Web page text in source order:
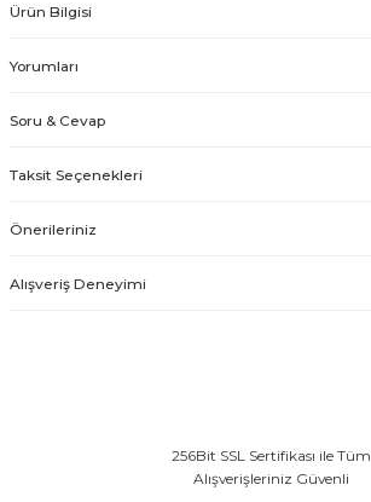
Ürün Bilgisi
Yorumları
Soru & Cevap
Taksit Seçenekleri
Önerileriniz
Alışveriş Deneyimi
256Bit SSL Sertifikası ile Tüm
Alışverişleriniz Güvenli